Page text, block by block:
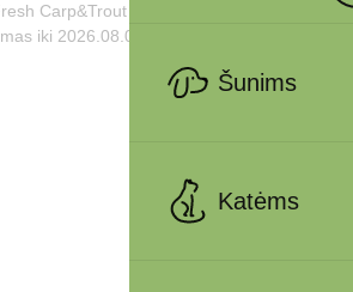
Šunims
Katėms
Carp&Trout for Adult sausas pašaras
iki 2026.08.06)